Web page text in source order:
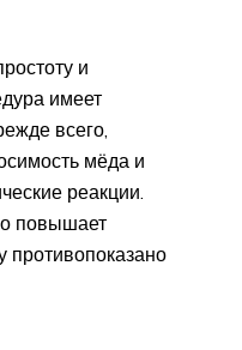
и
имеет
всего,
мёда и
реакции.
повышает
противопоказано